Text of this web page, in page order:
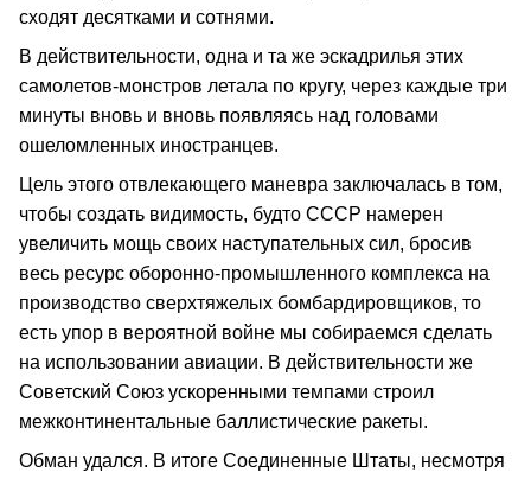
сходят десятками и сотнями.
В действительности, одна и та же эскадрилья этих
самолетов-монстров летала по кругу, через каждые три
минуты вновь и вновь появляясь над головами
ошеломленных иностранцев.
Цель этого отвлекающего маневра заключалась в том,
чтобы создать видимость, будто СССР намерен
увеличить мощь своих наступательных сил, бросив
весь ресурс оборонно-промышленного комплекса на
производство сверхтяжелых бомбардировщиков, то
есть упор в вероятной войне мы собираемся сделать
на использовании авиации. В действительности же
Советский Союз ускоренными темпами строил
межконтинентальные баллистические ракеты.
Обман удался. В итоге Соединенные Штаты, несмотря